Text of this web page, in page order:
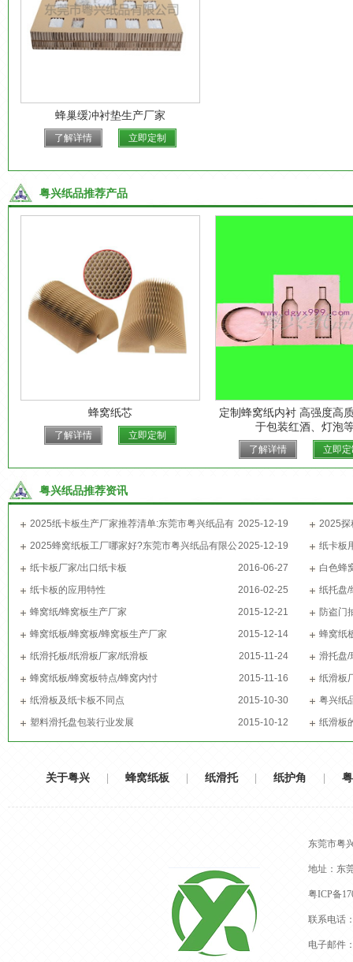
蜂巢缓冲衬垫生产厂家
了解详情 立即定制
粤兴纸品推荐产品
蜂窝纸芯
了解详情 立即定制
定制蜂窝纸内衬 高强度高
于包装红酒、灯泡
了解详情 立即
粤兴纸品推荐资讯
2025-12-19
2025纸卡板生产厂家推荐清单:东莞市粤兴纸品有
限公司位列其中!
2025探
粤兴纸品
2025-12-19
2025蜂窝纸板工厂哪家好?东莞市粤兴纸品有限公
司-东莞蜂窝纸板生产厂家,用实力给出答案!
纸卡板
2016-06-27
纸卡板厂家/出口纸卡板
白色蜂
2016-02-25
纸卡板的应用特性
纸托盘/
2015-12-21
蜂窝纸/蜂窝板生产厂家
防盗门
2015-12-14
蜂窝纸板/蜂窝板/蜂窝板生产厂家
蜂窝纸
2015-11-24
纸滑托板/纸滑板厂家/纸滑板
滑托盘/
2015-11-16
蜂窝纸板/蜂窝板特点/蜂窝内忖
纸滑板
2015-10-30
纸滑板及纸卡板不同点
粤兴纸
2015-10-12
塑料滑托盘包装行业发展 纸滑板
关于粤兴 蜂窝纸板 纸滑托 纸护角
东莞市粤
地址：东
粤ICP备
联系电话
电子邮件